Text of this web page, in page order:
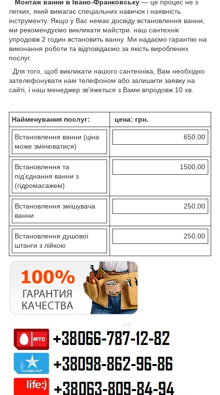
Монтаж ванни в Івано-Франковську — це процес не з
легких, який вимагає спеціальних навичок і наявність
інструменту. Якщо у Вас немає досвіду встановлення ванни,
ми рекомендуємо викликати майстри. наш сантехнік
упродовж 2 годин встановить ванну. Ми надаємо гарантію на
виконання роботи та відповідаємо за якість вироблених
послуг.
Для того, щоб викликати нашого сантехніка, Вам необхідно
зателефонувати нам телефоном або залишити заявку на
сайті, і наш менеджер зв'яжеться з Вами впродовж 10 хв.
Найменування послуг: цена: грн.
Встановлення ванни (ціна
може змінюватися)
650,00
Встановлення та
під'єднання ванни з
(гідромасажем)
1500,00
Встановлення змішувача
ванни
250,00
Встановлення душової
штанги з лійкою
250,00